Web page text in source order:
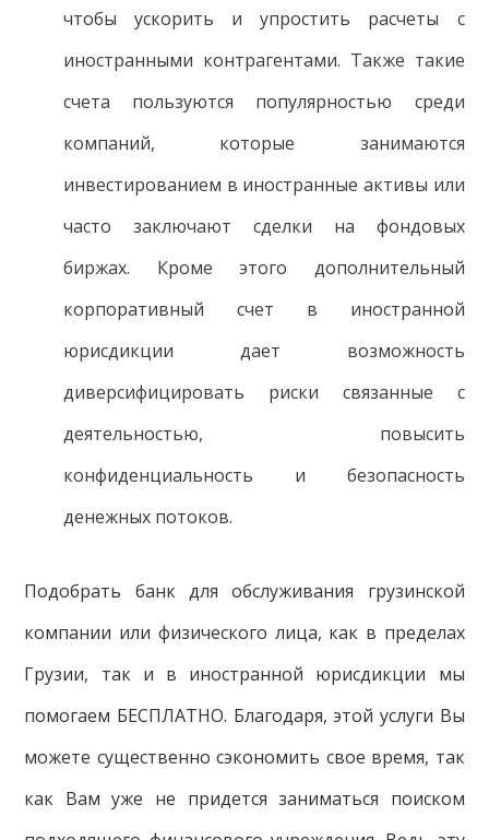
чтобы ускорить и упростить расчеты с
иностранными контрагентами. Также такие
счета пользуются популярностью среди
компаний, которые занимаются
инвестированием в иностранные активы или
часто заключают сделки на фондовых
биржах. Кроме этого дополнительный
корпоративный счет в иностранной
юрисдикции дает возможность
диверсифицировать риски связанные с
деятельностью, повысить
конфиденциальность и безопасность
денежных потоков.
Подобрать банк для обслуживания грузинской
компании или физического лица, как в пределах
Грузии, так и в иностранной юрисдикции мы
помогаем БЕСПЛАТНО. Благодаря, этой услуги Вы
можете существенно сэкономить свое время, так
как Вам уже не придется заниматься поиском